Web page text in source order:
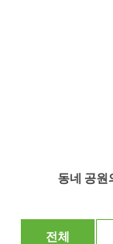
동네 공원
전체